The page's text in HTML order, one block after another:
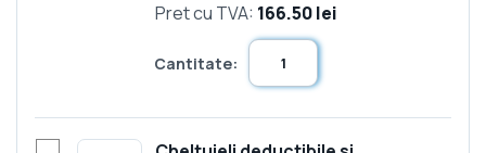
Pret cu TVA: 166.50 lei
Cantitate: